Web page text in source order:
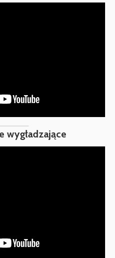
wygładzające